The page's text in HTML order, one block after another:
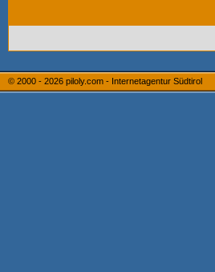
© 2000 - 2026 piloly.com - Internetagentur Südtirol